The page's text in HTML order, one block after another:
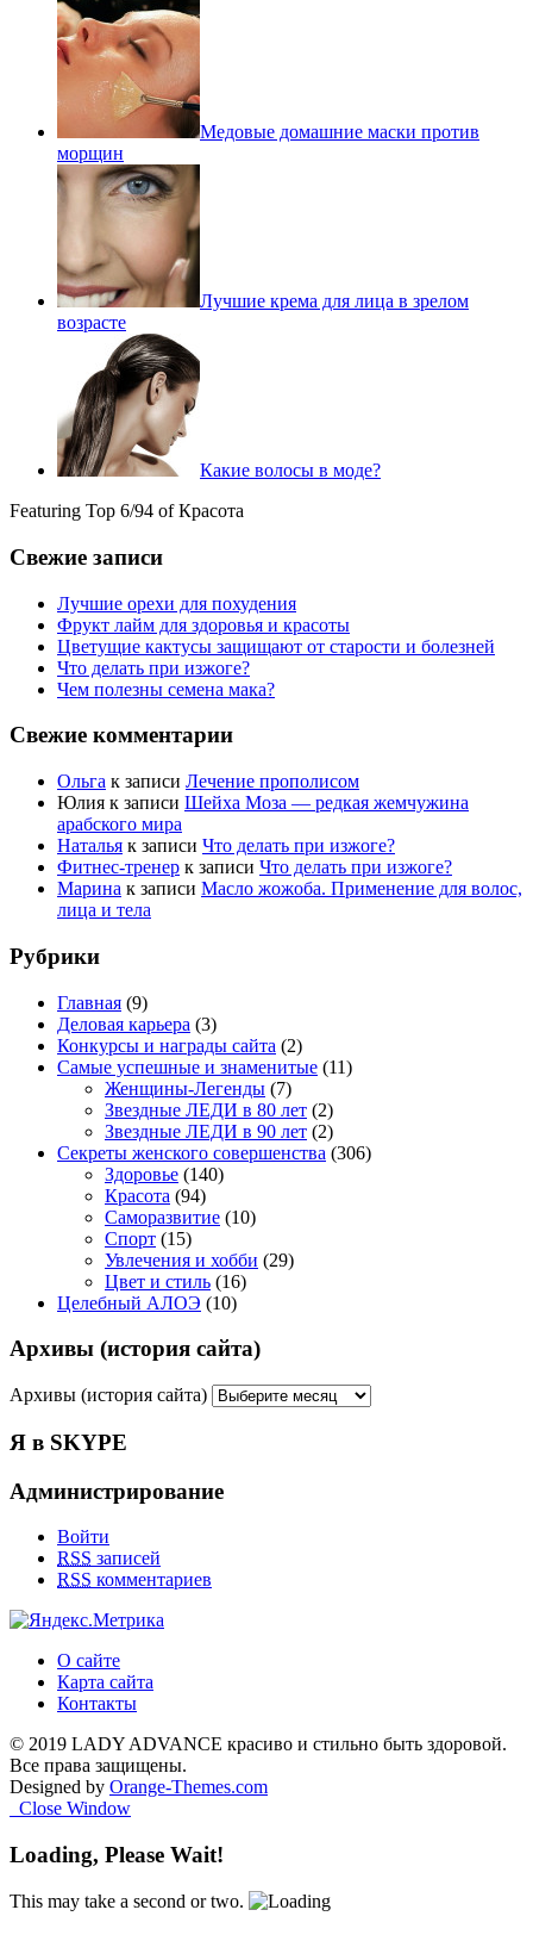
Медовые домашние маски против
морщин
Лучшие крема для лица в зрелом
возрасте
Какие волосы в моде?
Featuring Top 6/94 of Красота
Свежие записи
Лучшие орехи для похудения
Фрукт лайм для здоровья и красоты
Цветущие кактусы защищают от старости и болезней
Что делать при изжоге?
Чем полезны семена мака?
Свежие комментарии
Ольга к записи Лечение прополисом
Юлия к записи Шейха Моза — редкая жемчужина
арабского мира
Наталья к записи Что делать при изжоге?
Фитнес-тренер к записи Что делать при изжоге?
Марина к записи Масло жожоба. Применение для волос,
лица и тела
Рубрики
Главная (9)
Деловая карьера (3)
Конкурсы и награды сайта (2)
Самые успешные и знаменитые (11)
Женщины-Легенды (7)
Звездные ЛЕДИ в 80 лет (2)
Звездные ЛЕДИ в 90 лет (2)
Секреты женского совершенства (306)
Здоровье (140)
Красота (94)
Саморазвитие (10)
Спорт (15)
Увлечения и хобби (29)
Цвет и стиль (16)
Целебный АЛОЭ (10)
Архивы (история сайта)
Архивы (история сайта)
Я в SKYPE
Администрирование
Войти
RSS записей
RSS комментариев
О сайте
Карта сайта
Контакты
© 2019 LADY ADVANCE красиво и стильно быть здоровой.
Все права защищены.
Designed by Orange-Themes.com
Close Window
Loading, Please Wait!
This may take a second or two.